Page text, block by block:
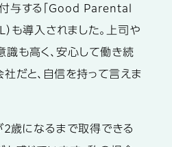
与する「Good Parental
）も導入されました。上司や
も高く、安心して働き続
だと、自信を持って言えま
2歳になるまで取得できる